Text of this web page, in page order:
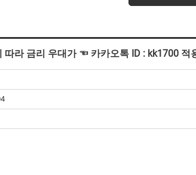
따라 금리 우대가 ☜ 카카오톡 ID : kk1700 적